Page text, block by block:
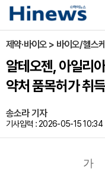
제약·바이오 > 바이오/헬스
알테오젠, 아일리
약처 품목허가 취득
송소라 기자
기사입력 : 2026-05-15 10:34
가